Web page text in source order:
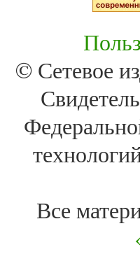
© Сетевое
Все